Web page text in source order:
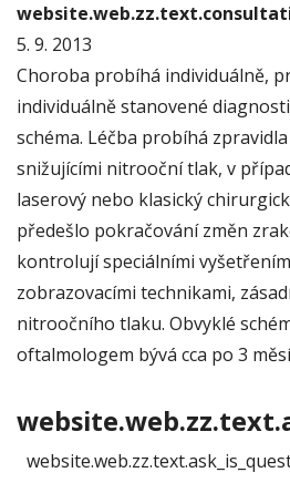
5. 9. 2013
Choroba probíhá individuálně,
individuálně stanovené
schéma. Léčba probíhá
snižujícími nitrooční tlak, v
laserový nebo klasický
předešlo pokračování změn
kontrolují speciálními
zobrazovacími technikami,
nitroočního tlaku. Obvyklé
oftalmologem bývá cca po 3